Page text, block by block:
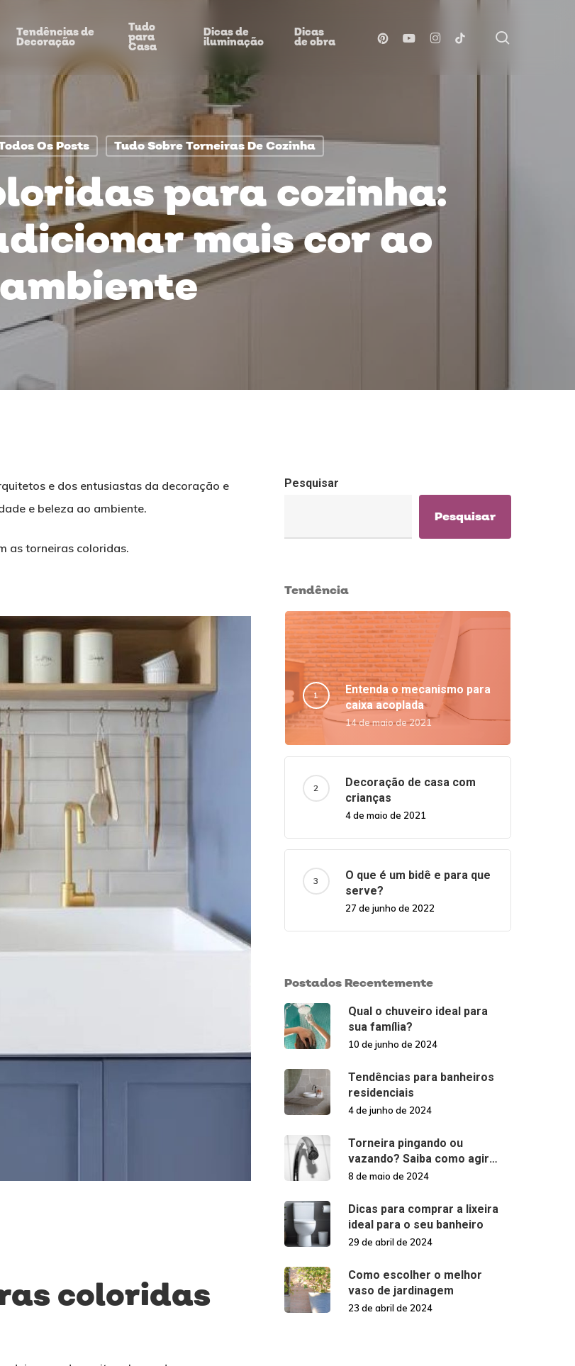
Tendências de
Decoração
Tudo
para
Casa
Dicas de
iluminação
Dicas
de obra pinterestyoutubeinstagram
tiktok
Os Posts Tudo Sobre Torneiras De Cozinha
para cozinha:
mais cor ao
ambiente
e dos entusiastas da decoração e
e beleza ao ambiente.
as torneiras coloridas.
coloridas
Pesquisar
Pesquisar
Tendência
Entenda o mecanismo para
caixa acoplada
14 de maio de 2021
Decoração de casa com
crianças
4 de maio de 2021
O que é um bidê e para que
serve?
27 de junho de 2022
Postados Recentemente
Qual o chuveiro ideal para
sua família?
10 de junho de 2024
Tendências para banheiros
residenciais
4 de junho de 2024
Torneira pingando ou
vazando? Saiba como agir
nessas situações!
8 de maio de 2024
Dicas para comprar a lixeira
ideal para o seu banheiro
29 de abril de 2024
Como escolher o melhor
vaso de jardinagem
23 de abril de 2024